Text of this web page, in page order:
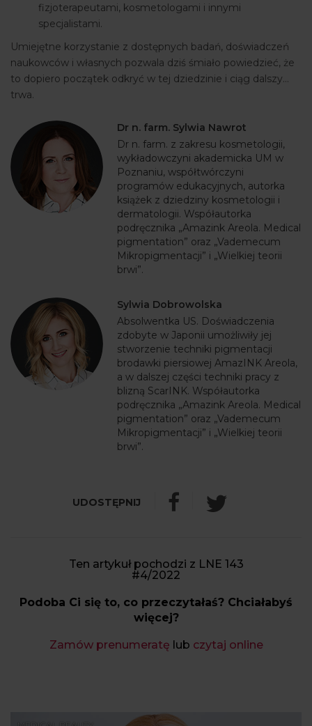
fizjoterapeutami, kosmetologami i innymi
specjalistami.
Umiejętne korzystanie z dostępnych badań, doświadczeń
naukowców i własnych pozwala dziś śmiało powiedzieć, że
to dopiero początek odkryć w tej dziedzinie i ciąg dalszy…
trwa.
Dr n. farm. Sylwia Nawrot
Dr n. farm. z zakresu kosmetologii,
wykładowczyni akademicka UM w
Poznaniu, współtwórczyni
programów edukacyjnych, autorka
książek z dziedziny kosmetologii i
dermatologii. Współautorka
podręcznika „Amazink Areola. Medical
pigmentation” oraz „Vademecum
Mikropigmentacji” i „Wielkiej teorii
brwi”.
Sylwia Dobrowolska
Absolwentka US. Doświadczenia
zdobyte w Japonii umożliwiły jej
stworzenie techniki pigmentacji
brodawki piersiowej AmazINK Areola,
a w dalszej części techniki pracy z
blizną ScarINK. Współautorka
podręcznika „Amazink Areola. Medical
pigmentation” oraz „Vademecum
Mikropigmentacji” i „Wielkiej teorii
brwi”.
Ten artykuł pochodzi z LNE 143
#4/2022
Podoba Ci się to, co przeczytałaś? Chciałabyś
więcej?
Zamów prenumeratę lub czytaj online